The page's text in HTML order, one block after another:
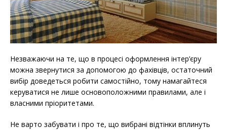
Незважаючи на те, що в процесі оформлення інтер’єру
можна звернутися за допомогою до фахівців, остаточний
вибір доведеться робити самостійно, тому намагайтеся
керуватися не лише основоположними правилами, але і
власними пріоритетами.
Не варто забувати і про те, що вибрані відтінки вплинуть